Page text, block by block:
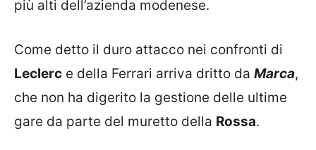
più alti dell’azienda modenese.
Come detto il duro attacco nei confronti di
Leclerc e della Ferrari arriva dritto da Marca,
che non ha digerito la gestione delle ultime
gare da parte del muretto della Rossa.